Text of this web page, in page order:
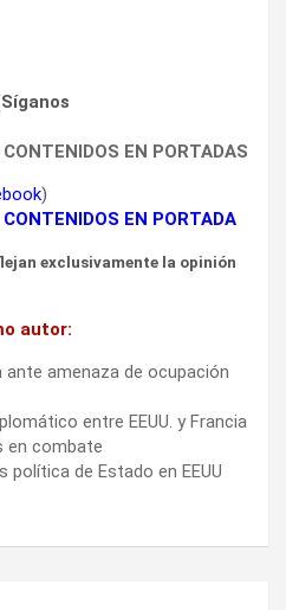
EN PORTADAS
)
EN PORTADA
exclusivamente la opinión
autor:
ante amenaza de ocupación
entre EEUU. y Francia
en combate
política de Estado en EEUU